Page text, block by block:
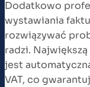
Dodatkowo
wystawiania
rozwiązywać
radzi.
jest
VAT, co